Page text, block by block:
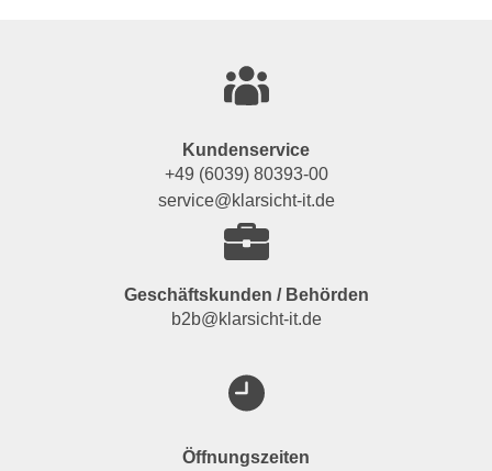
Kundenservice
+49 (6039) 80393-00
service@klarsicht-it.de
Geschäftskunden / Behörden
b2b@klarsicht-it.de
Öffnungszeiten